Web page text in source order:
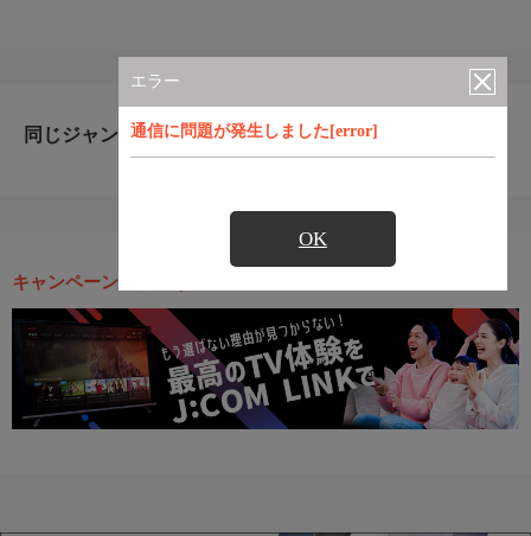
エラー
通信に問題が発生しました[error]
OK
同じジャンルのおすすめ番組
キャンペーン・お得な情報